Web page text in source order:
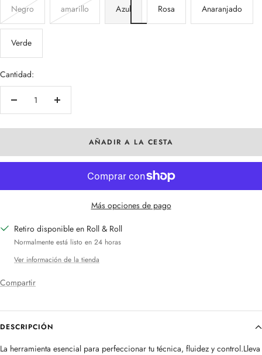
Negro amarillo Azul Rosa Anaranjado
Verde
Cantidad:
Decrecer
Aumentar
AÑADIR A LA CESTA
Más opciones de pago
Retiro disponible en Roll & Roll
Normalmente está listo en 24 horas
Ver información de la tienda
Compartir
DESCRIPCIÓN
La herramienta esencial para perfeccionar tu técnica, fluidez y control.Lleva